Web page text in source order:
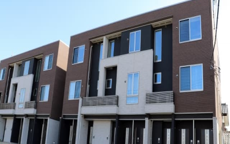
お客様の声
サービス
よくあるご質問